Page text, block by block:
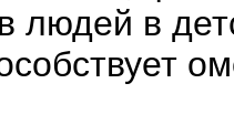
людей в